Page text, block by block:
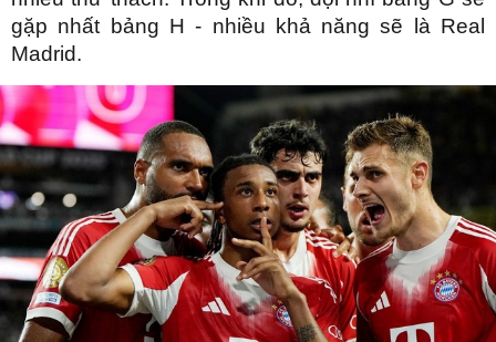
gặp nhất bảng H - nhiều khả năng sẽ là Real
Madrid.